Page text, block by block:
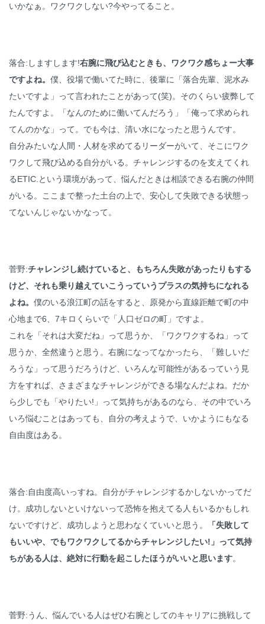
いかなぁ。ワクワクしない?今やってること。
落合:しますします!右腕に飛び込むときも、ワクワク感ちょー大事
ですよね。 僕、役場で働いてた時に、後輩に「落合先輩、泥水み
たいですよ」って言われたことがあって(笑)。そのくらい疲弊して
たんですよ。「なんのために働いてんだろう」「俺って求められ
てんのかな」って。でも今は、清い水になったと思うんです。
自分みたいな人間・人材を求めてるリーダーがいて、そこにワク
ワクして飛び込める自分がいる。チャレンジするのを支えてくれ
るETIC.という環境があって、悩んだときは相談できる右腕の仲間
がいる。ここまで整った土台の上で、安心して失敗できる状態っ
てないんじゃないかなって。
菅野:チャレンジし続けていると、もちろん失敗があったりもする
けど、それも乗り越えていこうっていうプラスの気持ちになれる
よね。 僕のいる浪江町の話をすると、原発から直線距離で町の中
心地まで6、7キロくらいで「人口ゼロの町」ですよ。
これを「それは大変だね」って思うか、「ワクワクするね」って
思うか、全然違うと思う。右腕になってなかったら、「難しいだ
ろうな」って思うだろうけど、いろんな可能性があるっていう見
方をすれば、さまざまなチャレンジができる場なんだよね。だか
ら少しでも「やりたい!」って気持ちがあるのなら、その中でいろ
いろ悩むことはあっても、自分の考えようで、いかようにもなる
自由度はある。
落合:自由度高いっすね。自分がチャレンジするかしないかってだ
け。成功しないといけないって恐怖を抱えてる人もいるかもしれ
ないですけど、成功しようと思わなくていいと思う。
「失敗して
もいいや、でもワクワクしてるからチャレンジしたい!」って気持
ちがある人は、絶対に行動を起こしたほうがいいと思います。
菅野:うん、悩んでいる人はぜひ右腕としてのキャリアに挑戦して